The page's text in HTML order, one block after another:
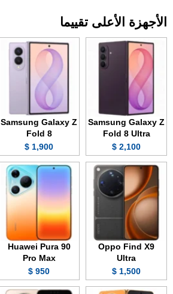
الأجهزة الأعلى تقييما
Samsung Galaxy Z
Fold 8 Ultra
2,100 $
Samsung Galaxy Z
Fold 8
1,900 $
Oppo Find X9
Ultra
1,500 $
Huawei Pura 90
Pro Max
950 $